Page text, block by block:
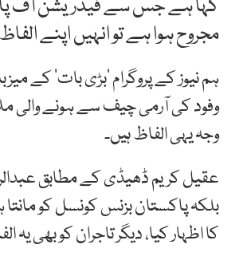
کہا ہے جس سے فیڈریشن آف
مجروح ہوا ہے تو انہیں اپنے
ہم نیوز کے پروگرام ’بڑی بات‘ کے
وفود کی آرمی چیف سے ہونے والی
وجہ یہی الفاظ ہیں۔
عقیل کریم ڈھیڈی کے مطابق
بلکہ پاکستان بزنس کونسل کو
کا اظہار کیا، دیگر تاجران کو بھی یہ